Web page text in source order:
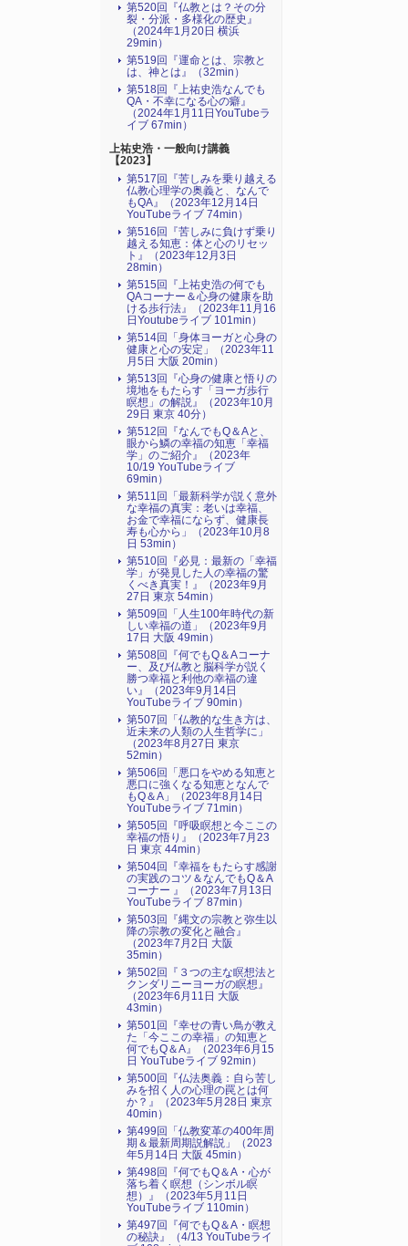
第520回『仏教とは？その分
裂・分派・多様化の歴史』
（2024年1月20日 横浜
29min）
第519回『運命とは、宗教と
は、神とは』（32min）
第518回『上祐史浩なんでも
QA・不幸になる心の癖』
（2024年1月11日YouTubeラ
イブ 67min）
上祐史浩・一般向け講義
【2023】
第517回『苦しみを乗り越える
仏教心理学の奥義と、なんで
もQA』（2023年12月14日
YouTubeライブ 74min）
第516回『苦しみに負けず乗り
越える知恵：体と心のリセッ
ト』（2023年12月3日
28min）
第515回『上祐史浩の何でも
QAコーナー＆心身の健康を助
ける歩行法』（2023年11月16
日Youtubeライブ 101min）
第514回「身体ヨーガと心身の
健康と心の安定」（2023年11
月5日 大阪 20min）
第513回『心身の健康と悟りの
境地をもたらす「ヨーガ歩行
瞑想」の解説』（2023年10月
29日 東京 40分）
第512回『なんでもQ＆Aと、
眼から鱗の幸福の知恵「幸福
学」のご紹介』（2023年
10/19 YouTubeライブ
69min）
第511回「最新科学が説く意外
な幸福の真実：老いは幸福、
お金で幸福にならず、健康長
寿も心から」（2023年10月8
日 53min）
第510回『必見：最新の「幸福
学」が発見した人の幸福の驚
くべき真実！』（2023年9月
27日 東京 54min）
第509回「人生100年時代の新
しい幸福の道」（2023年9月
17日 大阪 49min）
第508回『何でもQ＆Aコーナ
ー、及び仏教と脳科学が説く
勝つ幸福と利他の幸福の違
い』（2023年9月14日
YouTubeライブ 90min）
第507回「仏教的な生き方は、
近未来の人類の人生哲学に」
（2023年8月27日 東京
52min）
第506回「悪口をやめる知恵と
悪口に強くなる知恵となんで
もQ＆A」（2023年8月14日
YouTubeライブ 71min）
第505回『呼吸瞑想と今ここの
幸福の悟り』（2023年7月23
日 東京 44min）
第504回『幸福をもたらす感謝
の実践のコツ＆なんでもQ＆A
コーナー 』（2023年7月13日
YouTubeライブ 87min）
第503回『縄文の宗教と弥生以
降の宗教の変化と融合』
（2023年7月2日 大阪
35min）
第502回『３つの主な瞑想法と
クンダリニーヨーガの瞑想』
（2023年6月11日 大阪
43min）
第501回『幸せの青い鳥が教え
た「今ここの幸福」の知恵と
何でもQ＆A』（2023年6月15
日 YouTubeライブ 92min）
第500回『仏法奥義：自ら苦し
みを招く人の心理の罠とは何
か？』（2023年5月28日 東京
40min）
第499回「仏教変革の400年周
期＆最新周期説解説」（2023
年5月14日 大阪 45min）
第498回『何でもQ＆A・心が
落ち着く瞑想（シンボル瞑
想）』（2023年5月11日
YouTubeライブ 110min）
第497回『何でもQ＆A・瞑想
の秘訣』（4/13 YouTubeライ